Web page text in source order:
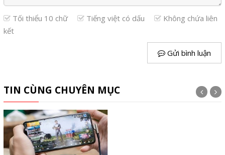
Tối thiểu 10 chữ Tiếng việt có dấu
Không chứa liên
kết
Gửi bình luận
TIN CÙNG CHUYÊN MỤC